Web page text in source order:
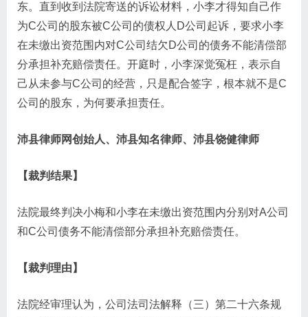
东。直到收到法院寄送的诉讼材料，小李才得知自己作
为C公司的股东被C公司的债权人D公司起诉，要求小李
在未缴出资范围内对C公司结欠D公司的债务不能清偿部
分承担补充赔偿责任。开庭时，小李深觉冤枉，表示自
己从未参与C公司的经营，只是配合签字，根本就不是C
公司的股东，为何要承担责任。
沛县律师网创始人、沛县知名律师、沛县饶健律师
【裁判结果】
法院最终判决小梅和小李在未缴出资范围内分别对A公司
和C公司债务不能清偿部分承担补充赔偿责任。
【裁判理由】
法院经审理认为，公司法司法解释（三）第二十六条规